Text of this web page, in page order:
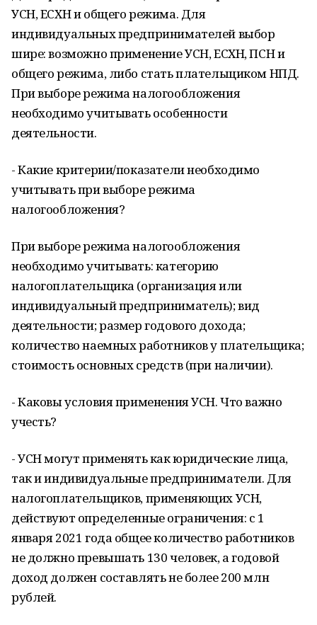
УСН, ЕСХН и общего режима. Для
индивидуальных предпринимателей выбор
шире: возможно применение УСН, ЕСХН, ПСН и
общего режима, либо стать плательщиком НПД.
При выборе режима налогообложения
необходимо учитывать особенности
деятельности.
- Какие критерии/показатели необходимо
учитывать при выборе режима
налогообложения?
При выборе режима налогообложения
необходимо учитывать: категорию
налогоплательщика (организация или
индивидуальный предприниматель); вид
деятельности; размер годового дохода;
количество наемных работников у плательщика;
стоимость основных средств (при наличии).
- Каковы условия применения УСН. Что важно
учесть?
- УСН могут применять как юридические лица,
так и индивидуальные предприниматели. Для
налогоплательщиков, применяющих УСН,
действуют определенные ограничения: с 1
января 2021 года общее количество работников
не должно превышать 130 человек, а годовой
доход должен составлять не более 200 млн
рублей.